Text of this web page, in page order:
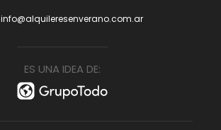
info@alquileresenverano.com.ar
ES UNA IDEA DE: